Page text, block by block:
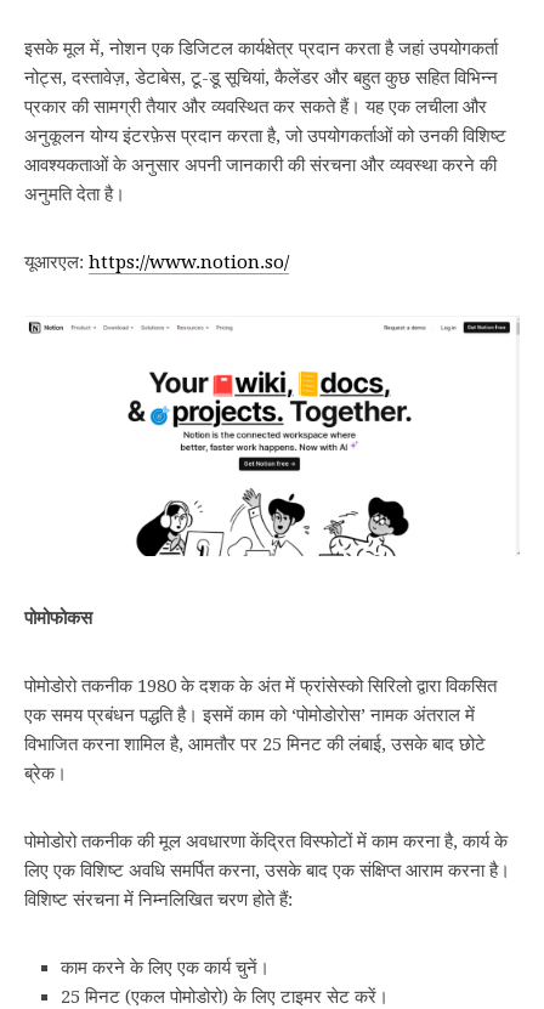
इसके मूल में, नोशन एक डिजिटल कार्यक्षेत्र प्रदान करता है जहां उपयोगकर्ता
नोट्स, दस्तावेज़, डेटाबेस, टू-डू सूचियां, कैलेंडर और बहुत कुछ सहित विभिन्न
प्रकार की सामग्री तैयार और व्यवस्थित कर सकते हैं। यह एक लचीला और
अनुकूलन योग्य इंटरफ़ेस प्रदान करता है, जो उपयोगकर्ताओं को उनकी विशिष्ट
आवश्यकताओं के अनुसार अपनी जानकारी की संरचना और व्यवस्था करने की
अनुमति देता है।
यूआरएल: https://www.notion.so/
पोमोफोकस
पोमोडोरो तकनीक 1980 के दशक के अंत में फ्रांसेस्को सिरिलो द्वारा विकसित
एक समय प्रबंधन पद्धति है। इसमें काम को ‘पोमोडोरोस’ नामक अंतराल में
विभाजित करना शामिल है, आमतौर पर 25 मिनट की लंबाई, उसके बाद छोटे
ब्रेक।
पोमोडोरो तकनीक की मूल अवधारणा केंद्रित विस्फोटों में काम करना है, कार्य के
लिए एक विशिष्ट अवधि समर्पित करना, उसके बाद एक संक्षिप्त आराम करना है।
विशिष्ट संरचना में निम्नलिखित चरण होते हैं:
काम करने के लिए एक कार्य चुनें।
25 मिनट (एकल पोमोडोरो) के लिए टाइमर सेट करें।